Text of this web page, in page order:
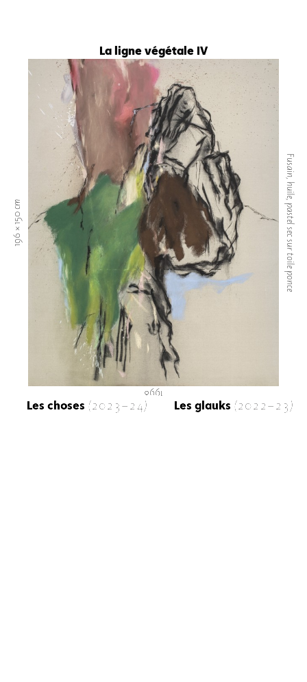
Les choses (2023-24) Les glauks (2022-23)
La ligne végétale IV
Fusain, huile, pastel sec sur toile ponce
1998
196 × 150 cm